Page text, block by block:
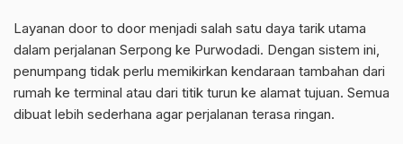
Layanan door to door menjadi salah satu daya tarik utama
dalam perjalanan Serpong ke Purwodadi. Dengan sistem ini,
penumpang tidak perlu memikirkan kendaraan tambahan dari
rumah ke terminal atau dari titik turun ke alamat tujuan. Semua
dibuat lebih sederhana agar perjalanan terasa ringan.